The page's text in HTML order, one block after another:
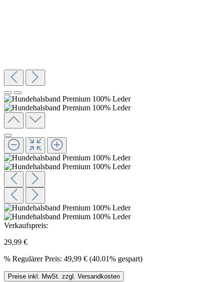
Verkaufspreis:
29,99 €
% Regulärer Preis: 49,99 € (40.01% gespart)
Preise inkl. MwSt. zzgl. Versandkosten